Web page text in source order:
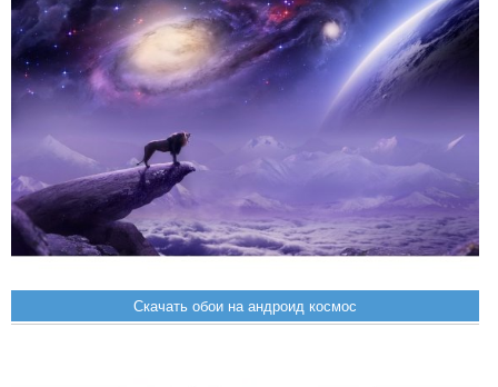
Скачать обои на андроид космос